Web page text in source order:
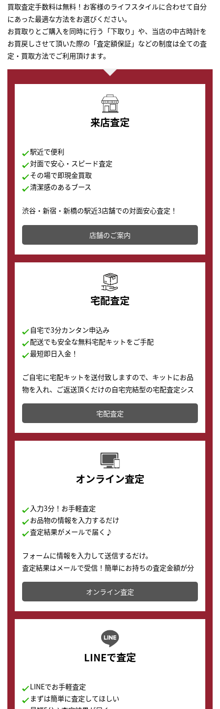
買取査定手数料は無料！お客様のライフスタイルに合わせて自分
にあった最適な方法をお選びください。
お買取りとご購入を同時に行う「下取り」や、当店の中古時計を
お買戻しさせて頂いた際の「査定額保証」などの制度は全ての査
定・買取方法でご利用頂けます。
来店査定
駅近で便利
対面で安心・スピード査定
その場で即現金買取
清潔感のあるブース
渋谷・新宿・新橋の駅近3店舗での対面安心査定！
その場で現金買取致します。渋谷本店では、時計販売の
店舗を併設しており、下取りに出してお得に新しい時計
の購入もできます♪
店舗のご案内
宅配査定
自宅で3分カンタン申込み
配送でも安全な無料宅配キットをご手配
最短即日入金！
ご自宅に宅配キットを送付致しますので、キットにお品
物を入れ、ご返送頂くだけの自宅完結型の宅配査定シス
テムです。
配送でも簡単&安全に査定・買取に出すことが可能で
す。
宅配査定
オンライン査定
入力3分！お手軽査定
お品物の情報を入力するだけ
査定結果がメールで届く♪
フォームに情報を入力して送信するだけ。
査定結果はメールで受信！簡単にお持ちの査定金額が分
かります。
オンライン査定
LINEで査定
LINEでお手軽査定
まずは簡単に査定してほしい